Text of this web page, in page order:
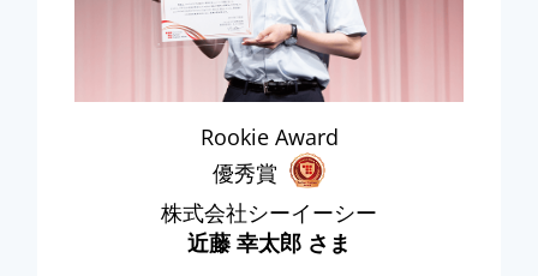
Rookie Award
優秀賞
株式会社シーイーシー
近藤 幸太郎 さま